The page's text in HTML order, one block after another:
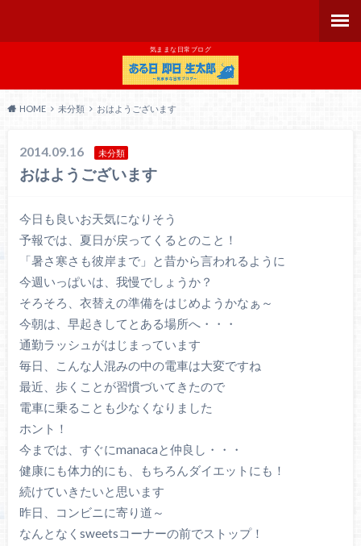
気ままな日常ブログ
HOME 未分類 おはようございます
2014.09.16 未分類
おはようございます
今日も良いお天気になりそう
予報では、夏日が戻ってくるとのこと！
「暑さ寒さも彼岸まで」と昔から言われるように
今週いっぱいは、我慢でしょうか？
そろそろ、衣替えの準備をはじめようかなぁ～
今朝は、早起きしてとある場所へ・・・
通勤ラッシュがはじまっています
毎日、こんな人混みの中の電車は大変ですね
最近、歩くことが習慣づいてきたので
電車に乗ることも少なくなりました
ホント！
今までは、すぐにmanacaと仲良し・・・
健康にも体力的にも、もちろんダイエットにも！
続けていきたいと思います
昨日、コンビニに寄り道～
なんとなくsweetsコーナーの前でストップ！